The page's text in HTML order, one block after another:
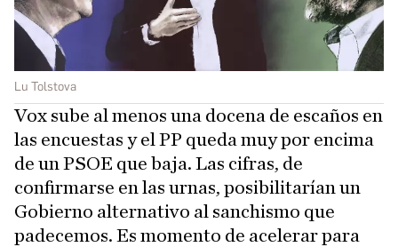
Lu Tolstova
Vox sube al menos una docena de escaños en
las encuestas y el PP queda muy por encima
de un PSOE que baja. Las cifras, de
confirmarse en las urnas, posibilitarían un
Gobierno alternativo al sanchismo que
padecemos. Es momento de acelerar para